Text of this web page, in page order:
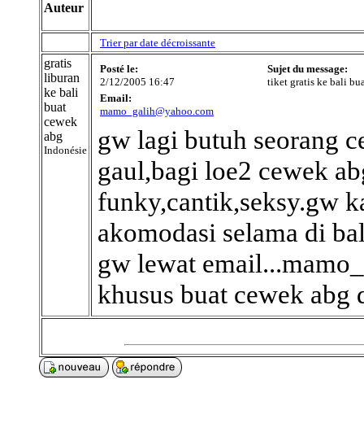
Auteur
Trier par date décroissante
gratis
liburan
ke bali
buat
cewek
abg
Indonésie
Posté le:
2/12/2005 16:47
Sujet du message:
tiket gratis ke bali
Email:
mamo_galih@yahoo.com
gw lagi butuh seorang
gaul,bagi loe2 cewek
funky,cantik,seksy.gw
akomodasi selama di
gw lewat
khusus buat cewek abg